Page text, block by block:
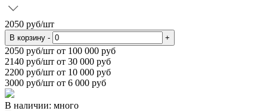
2050 руб/шт
В корзину - +
2050 руб/шт от 100 000 руб
2140 руб/шт от 30 000 руб
2200 руб/шт от 10 000 руб
3000 руб/шт от 6 000 руб
В наличии: много